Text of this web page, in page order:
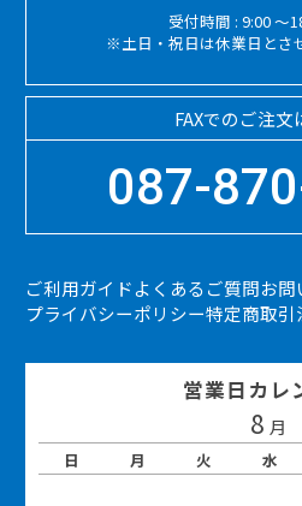
受付時間 : 9:00 ～
※土日・祝日は休業日とさ
FAXでのご注文
087-
ご利用ガイドよくあるご質問お問
プライバシーポリシー特定商取引
営業日カレ
8 月
日 月 火 水